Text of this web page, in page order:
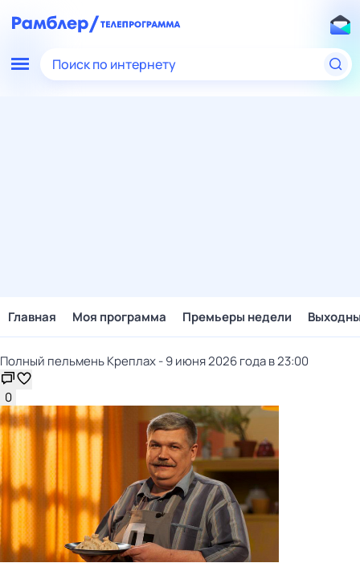
Поиск по интернету
Главная Моя программа Премьеры недели
Полный пельмень Креплах - 9 июня 2026 года в 23:00
0